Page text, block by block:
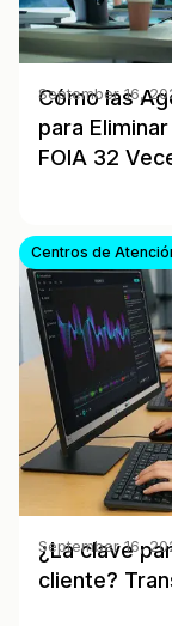
Cómo las
para
FOIA 32
September 16,
Centros de
¿La clave
cliente?
September 16,